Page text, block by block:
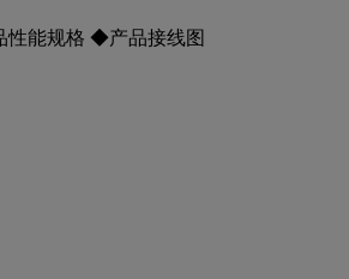
性能规格 ◆产品接线图